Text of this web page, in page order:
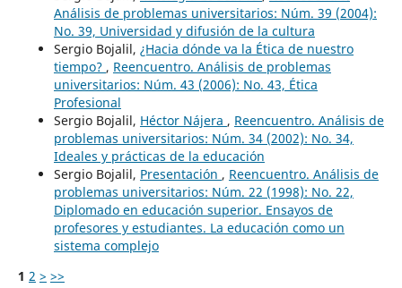
Análisis de problemas universitarios: Núm. 39 (2004):
No. 39, Universidad y difusión de la cultura
Sergio Bojalil, ¿Hacia dónde va la Ética de nuestro
tiempo? , Reencuentro. Análisis de problemas
universitarios: Núm. 43 (2006): No. 43, Ética
Profesional
Sergio Bojalil, Héctor Nájera , Reencuentro. Análisis de
problemas universitarios: Núm. 34 (2002): No. 34,
Ideales y prácticas de la educación
Sergio Bojalil, Presentación , Reencuentro. Análisis de
problemas universitarios: Núm. 22 (1998): No. 22,
Diplomado en educación superior. Ensayos de
profesores y estudiantes. La educación como un
sistema complejo
1 2 > >>